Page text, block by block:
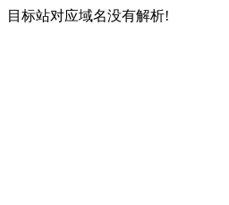
目标站对应域名没有解析!